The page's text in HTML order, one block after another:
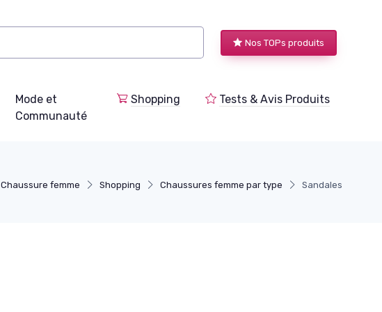
Nos TOPs produits
Mode et
Communauté
Shopping Tests & Avis Produits
Chaussure femme Shopping Chaussures femme par type Sandales